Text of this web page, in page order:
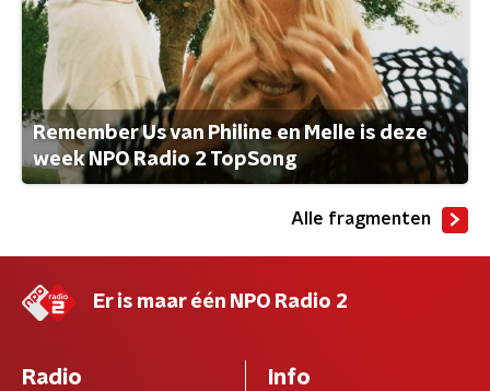
Remember Us van Philine en Melle is deze
week NPO Radio 2 TopSong
Alle fragmenten
Er is maar één NPO Radio 2
Radio Info